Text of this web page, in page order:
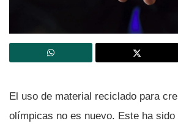
El uso de material reciclado para
olí­mpicas no es nuevo. Este ha sido